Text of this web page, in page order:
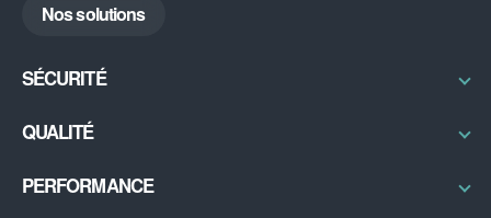
Nos solutions
SÉCURITÉ
Radioprotection & Contrôles
Sécurité IRM
QUALITÉ
Certifications / Labellisation
PERFORMANCE